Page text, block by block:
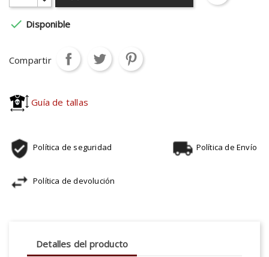
 Disponible
Compartir
Guía de tallas
Política de seguridad Política de Envío
Política de devolución
Detalles del producto